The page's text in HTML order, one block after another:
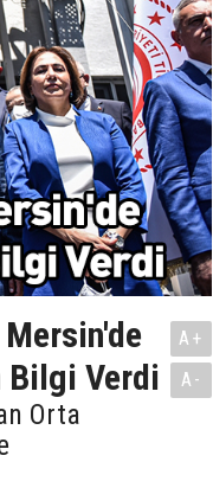
Bilgi Verdi
Orta
A+
A-